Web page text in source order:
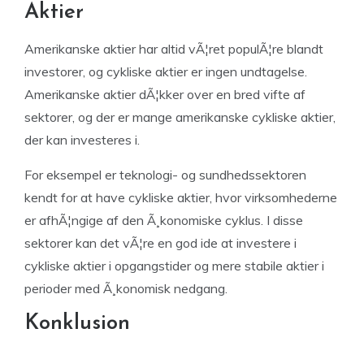
Aktier
Amerikanske aktier har altid vÃ¦ret populÃ¦re blandt
investorer, og cykliske aktier er ingen undtagelse.
Amerikanske aktier dÃ¦kker over en bred vifte af
sektorer, og der er mange amerikanske cykliske aktier,
der kan investeres i.
For eksempel er teknologi- og sundhedssektoren
kendt for at have cykliske aktier, hvor virksomhederne
er afhÃ¦ngige af den Ã¸konomiske cyklus. I disse
sektorer kan det vÃ¦re en god ide at investere i
cykliske aktier i opgangstider og mere stabile aktier i
perioder med Ã¸konomisk nedgang.
Konklusion